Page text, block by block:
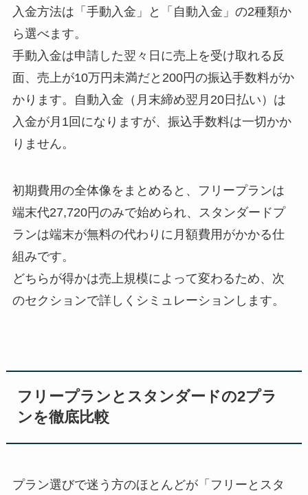
入金方法は「手動入金」と「自動入金」の2種類か
ら選べます。
手動入金は申請した翌々日に売上を受け取れる反
面、売上が10万円未満だと200円の振込手数料がか
かります。自動入金（月末締め翌月20日払い）は
入金が月1回になりますが、振込手数料は一切かか
りません。
初期費用の全体像をまとめると、フリープランは
端末代27,720円のみで始められ、スタンダードプ
ランは端末が無料の代わりに月額費用がかかる仕
組みです。
どちらが得かは売上規模によって変わるため、次
のセクションで詳しくシミュレーションします。
フリープランとスタンダードの2プラ
ンを徹底比較
プラン選びで迷う方のほとんどが「フリーとスタ